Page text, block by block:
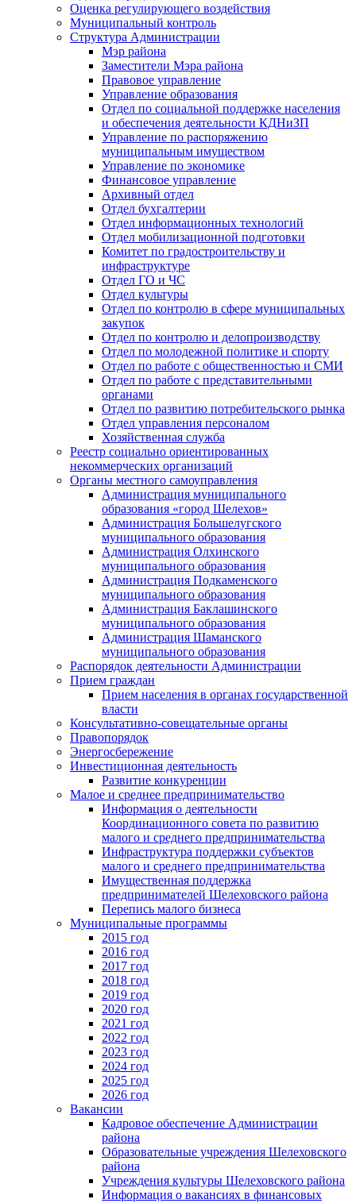
Оценка регулирующего воздействия
Муниципальный контроль
Структура Администрации
Мэр района
Заместители Мэра района
Правовое управление
Управление образования
Отдел по социальной поддержке населения
и обеспечения деятельности КДНиЗП
Управление по распоряжению
муниципальным имуществом
Управление по экономике
Финансовое управление
Архивный отдел
Отдел бухгалтерии
Отдел информационных технологий
Отдел мобилизационной подготовки
Комитет по градостроительству и
инфраструктуре
Отдел ГО и ЧС
Отдел культуры
Отдел по контролю в сфере муниципальных
закупок
Отдел по контролю и делопроизводству
Отдел по молодежной политике и спорту
Отдел по работе с общественностью и СМИ
Отдел по работе с представительными
органами
Отдел по развитию потребительского рынка
Отдел управления персоналом
Хозяйственная служба
Реестр социально ориентированных
некоммерческих организаций
Органы местного самоуправления
Администрация муниципального
образования «город Шелехов»
Администрация Большелугского
муниципального образования
Администрация Олхинского
муниципального образования
Администрация Подкаменского
муниципального образования
Администрация Баклашинского
муниципального образования
Администрация Шаманского
муниципального образования
Распорядок деятельности Администрации
Прием граждан
Прием населения в органах государственной
власти
Консультативно-совещательные органы
Правопорядок
Энергосбережение
Инвестиционная деятельность
Развитие конкуренции
Малое и среднее предпринимательство
Информация о деятельности
Координационного совета по развитию
малого и среднего предпринимательства
Инфраструктура поддержки субъектов
малого и среднего предпринимательства
Имущественная поддержка
предпринимателей Шелеховского района
Перепись малого бизнеса
Муниципальные программы
2015 год
2016 год
2017 год
2018 год
2019 год
2020 год
2021 год
2022 год
2023 год
2024 год
2025 год
2026 год
Вакансии
Кадровое обеспечение Администрации
района
Образовательные учреждения Шелеховского
района
Учреждения культуры Шелеховского района
Информация о вакансиях в финансовых